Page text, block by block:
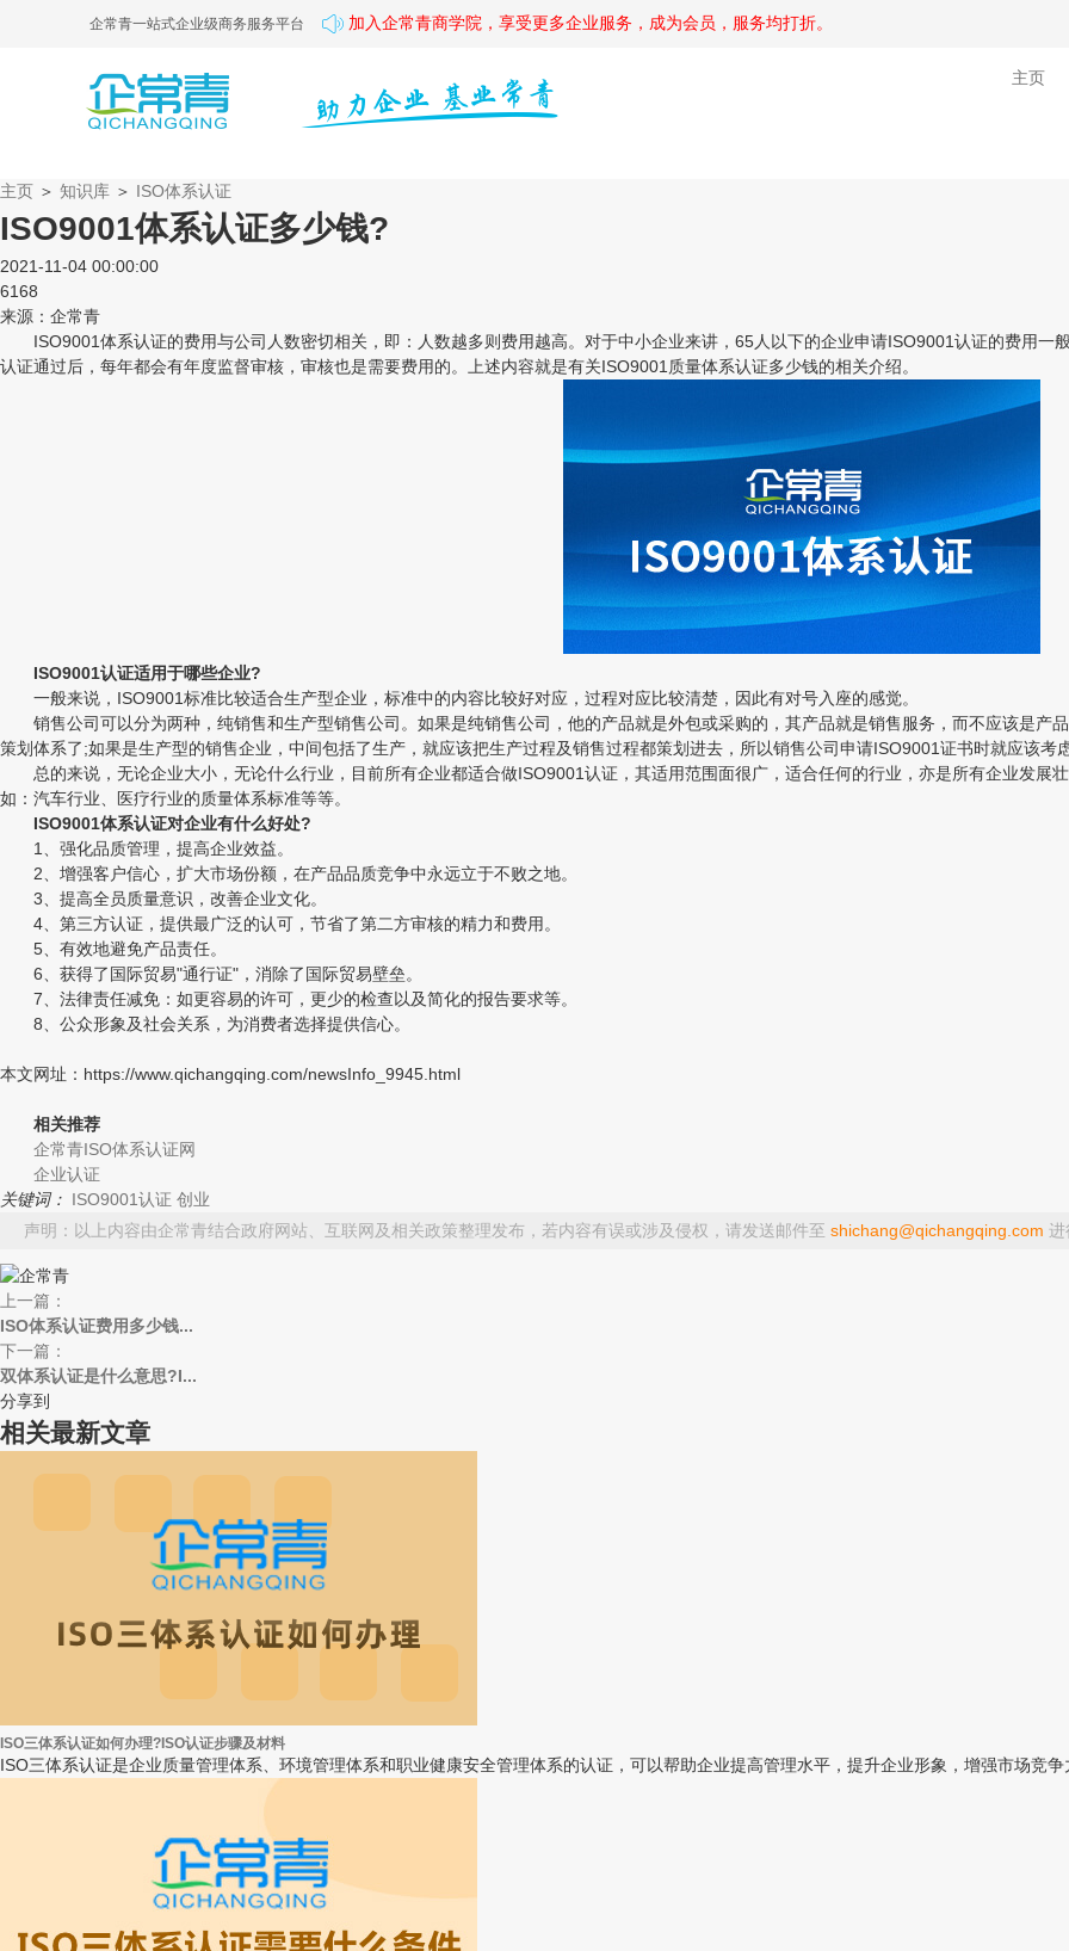
企常青一站式企业级商务服务平台 加入企常青商学院，享受更多企业服务，成为会员，服务均打折。
主页
主页 ＞ 知识库 ＞ ISO体系认证
ISO9001体系认证多少钱?
2021-11-04 00:00:00
6168
来源：企常青
ISO9001体系认证的费用与公司人数密切相关，即：人数越多则费用越高。对于中小企业来讲，65人以下的企业申请ISO9001认证的费用一
认证通过后，每年都会有年度监督审核，审核也是需要费用的。上述内容就是有关ISO9001质量体系认证多少钱的相关介绍。
ISO9001认证适用于哪些企业?
一般来说，ISO9001标准比较适合生产型企业，标准中的内容比较好对应，过程对应比较清楚，因此有对号入座的感觉。
销售公司可以分为两种，纯销售和生产型销售公司。如果是纯销售公司，他的产品就是外包或采购的，其产品就是销售服务，而不应该是产
策划体系了;如果是生产型的销售企业，中间包括了生产，就应该把生产过程及销售过程都策划进去，所以销售公司申请ISO9001证书时就应该考
总的来说，无论企业大小，无论什么行业，目前所有企业都适合做ISO9001认证，其适用范围面很广，适合任何的行业，亦是所有企业发展
如：汽车行业、医疗行业的质量体系标准等等。
ISO9001体系认证对企业有什么好处?
1、强化品质管理，提高企业效益。
2、增强客户信心，扩大市场份额，在产品品质竞争中永远立于不败之地。
3、提高全员质量意识，改善企业文化。
4、第三方认证，提供最广泛的认可，节省了第二方审核的精力和费用。
5、有效地避免产品责任。
6、获得了国际贸易"通行证"，消除了国际贸易壁垒。
7、法律责任减免：如更容易的许可，更少的检查以及简化的报告要求等。
8、公众形象及社会关系，为消费者选择提供信心。
本文网址：https://www.qichangqing.com/newsInfo_9945.html
相关推荐
企常青ISO体系认证网
企业认证
关键词： ISO9001认证 创业
声明：以上内容由企常青结合政府网站、互联网及相关政策整理发布，若内容有误或涉及侵权，请发送邮件至 shichang@qichangqing.com 进
上一篇：
ISO体系认证费用多少钱...
下一篇：
双体系认证是什么意思?I...
分享到
相关最新文章
ISO三体系认证如何办理?ISO认证步骤及材料
ISO三体系认证是企业质量管理体系、环境管理体系和职业健康安全管理体系的认证，可以帮助企业提高管理水平，提升企业形象，增强市场竞争